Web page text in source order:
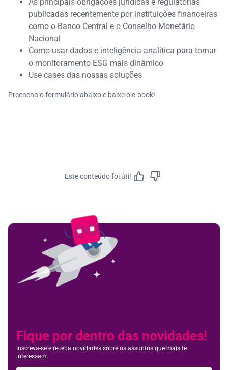
publicadas recentemente por instituições financeiras
como o Banco Central e o Conselho Monetário
Nacional
Como usar dados e inteligência analítica para tornar
o monitoramento ESG mais dinâmico
Use cases das nossas soluções
Preencha o formulário abaixo e baixe o e-book!
Este conteúdo foi útil
Fique por dentro das novidades!
Inscreva-se e receba novidades sobre os assuntos que mais te
interessam.